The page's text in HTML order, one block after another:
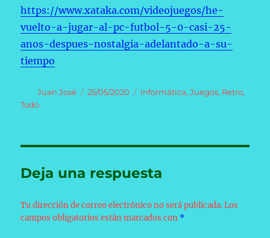
https://www.xataka.com/videojuegos/he-
vuelto-a-jugar-al-pc-futbol-5-0-casi-25-
anos-despues-nostalgia-adelantado-a-su-
tiempo
Autor
Juan José
Publicado
25/05/2020 Categorías
Informática,Juegos, Retro,
Todo
Deja una respuesta
Tu dirección de correo electrónico no será publicada. Los
campos obligatorios están marcados con *